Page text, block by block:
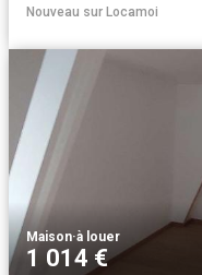
Nouveau sur Locamoi
Maison·à louer
1 014 €